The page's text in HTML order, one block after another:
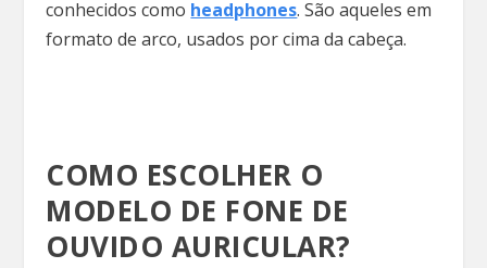
conhecidos como headphones. São aqueles em
formato de arco, usados por cima da cabeça.
COMO ESCOLHER O
MODELO DE FONE DE
OUVIDO AURICULAR?